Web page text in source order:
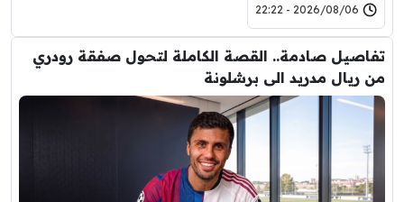
2026/08/06 - 22:22
تفاصيل صادمة.. القصة الكاملة لتحول صفقة رودري
من ريال مدريد الى برشلونة